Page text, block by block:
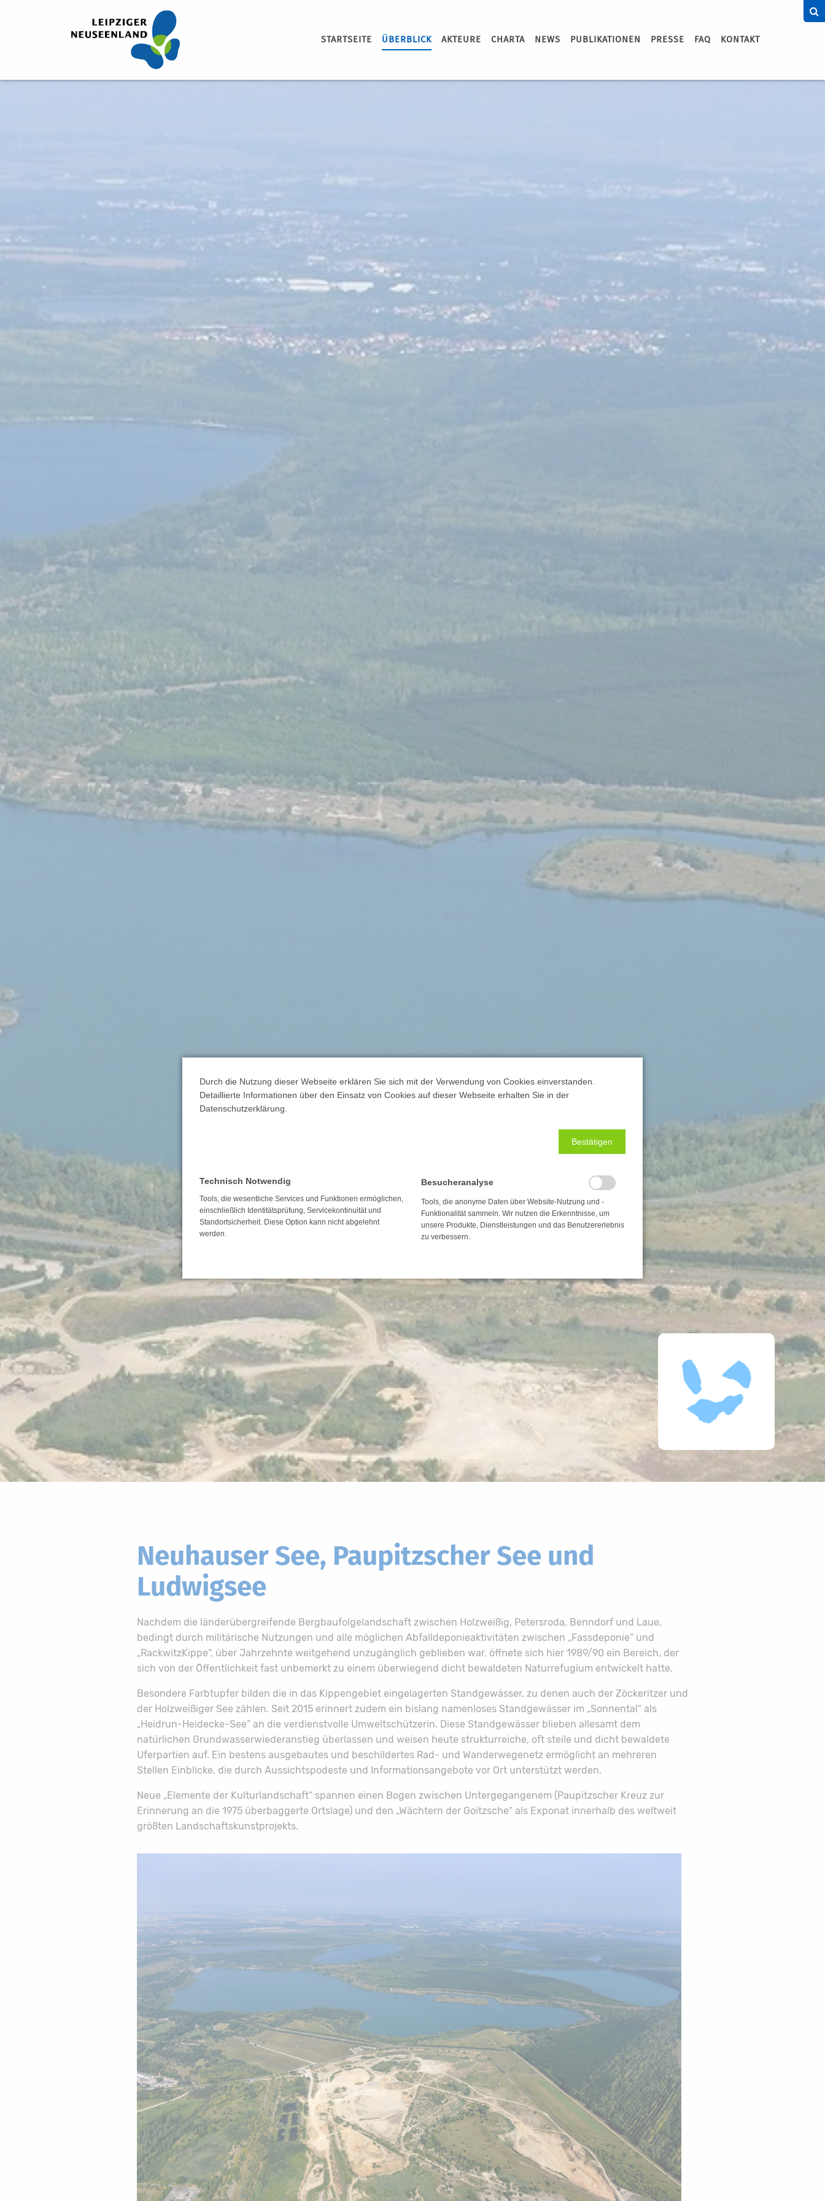
STARTSEITE ÜBERBLICK AKTEURE CHARTA NEWS PUBLIKATIONEN PRESSE FAQ KONTAKT
Neuhauser See, Paupitzscher See und
Ludwigsee
Nachdem die länderübergreifende Bergbaufolgelandschaft zwischen Holzweißig, Petersroda, Benndorf und Laue,
bedingt durch militärische Nutzungen und alle möglichen Abfalldeponieaktivitäten zwischen „Fassdeponie“ und
„RackwitzKippe“, über Jahrzehnte weitgehend unzugänglich geblieben war, öffnete sich hier 1989/90 ein Bereich, der
sich von der Öffentlichkeit fast unbemerkt zu einem überwiegend dicht bewaldeten Naturrefugium entwickelt hatte.
Besondere Farbtupfer bilden die in das Kippengebiet eingelagerten Standgewässer, zu denen auch der Zöckeritzer und
der Holzweißiger See zählen. Seit 2015 erinnert zudem ein bislang namenloses Standgewässer im „Sonnental“ als
„Heidrun-Heidecke-See“ an die verdienstvolle Umweltschützerin. Diese Standgewässer blieben allesamt dem
natürlichen Grundwasserwiederanstieg überlassen und weisen heute strukturreiche, oft steile und dicht bewaldete
Uferpartien auf. Ein bestens ausgebautes und beschildertes Rad- und Wanderwegenetz ermöglicht an mehreren
Stellen Einblicke, die durch Aussichtspodeste und Informationsangebote vor Ort unterstützt werden.
Neue „Elemente der Kulturlandschaft“ spannen einen Bogen zwischen Untergegangenem (Paupitzscher Kreuz zur
Erinnerung an die 1975 überbaggerte Ortslage) und den „Wächtern der Goitzsche“ als Exponat innerhalb des weltweit
größten Landschaftskunstprojekts.
Durch die Nutzung dieser Webseite erklären Sie sich mit der Verwendung von Cookies einverstanden.
Detaillierte Informationen über den Einsatz von Cookies auf dieser Webseite erhalten Sie in der
Datenschutzerklärung.
Bestätigen
Technisch Notwendig
Tools, die wesentliche Services und Funktionen ermöglichen,
einschließlich Identitätsprüfung, Servicekontinuität und
Standortsicherheit. Diese Option kann nicht abgelehnt
werden.
Besucheranalyse
Tools, die anonyme Daten über Website-Nutzung und -
Funktionalität sammeln. Wir nutzen die Erkenntnisse, um
unsere Produkte, Dienstleistungen und das Benutzererlebnis
zu verbessern.